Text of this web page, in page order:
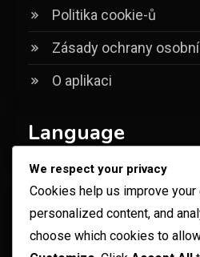
Politika cookie-ů
Zásady ochrany
O aplikaci
Language
Hledat
We respect your privacy
Cookies help us improve
personalized content, and
choose which cookies to